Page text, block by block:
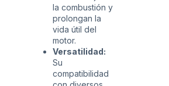
la combustión y
prolongan la
vida útil del
motor.
Versatilidad:
Su
compatibilidad